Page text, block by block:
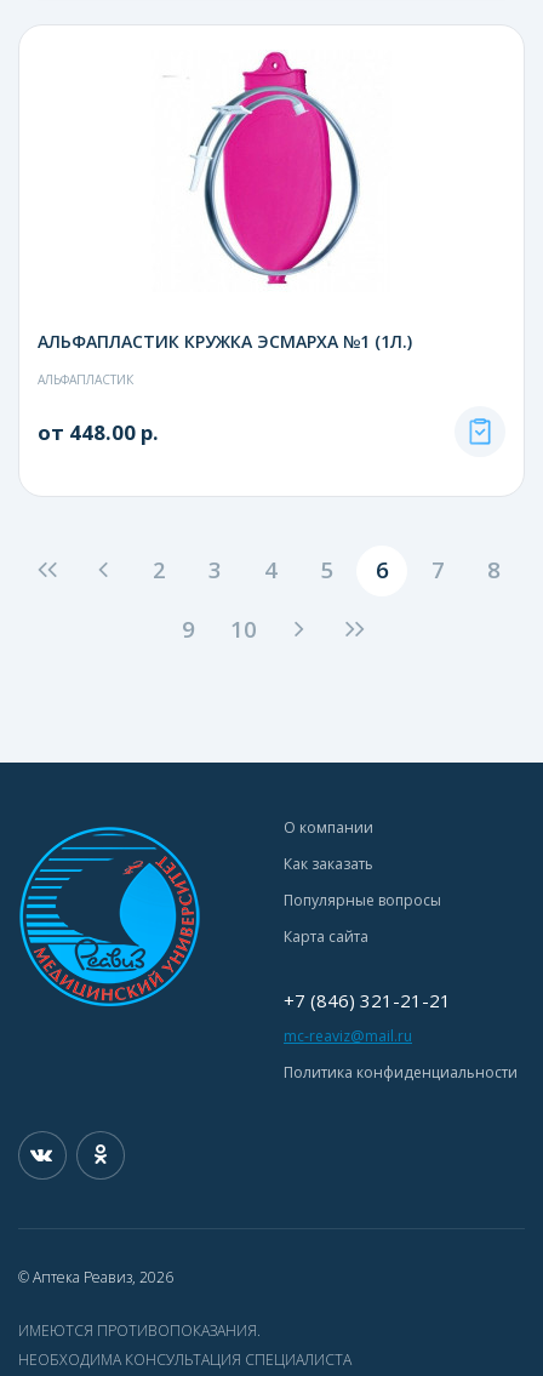
АЛЬФАПЛАСТИК КРУЖКА ЭСМАРХА №1 (1Л.)
АЛЬФАПЛАСТИК
от 448.00 р.
2 3 4 5 6 7
8
9
10
О компании
Как заказать
Популярные вопросы
Карта сайта
+7 (846) 321-21-21
mc-reaviz@mail.ru
Политика конфиденциальности
© Аптека Реавиз, 2026
ИМЕЮТСЯ ПРОТИВОПОКАЗАНИЯ.
НЕОБХОДИМА КОНСУЛЬТАЦИЯ СПЕЦИАЛИСТА